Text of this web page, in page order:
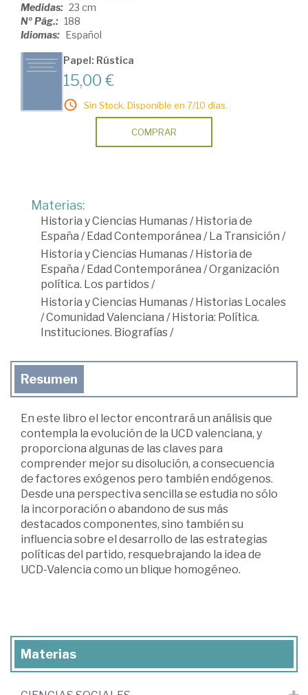
Medidas: 23 cm
Nº Pág.: 188
Idiomas: Español
Papel: Rústica
15,00 €
Sin Stock. Disponible en 7/10 días.
COMPRAR
Materias:
Historia y Ciencias Humanas/Historia de
España /Edad Contemporánea /La Transición /
Historia y Ciencias Humanas/Historia de
España /Edad Contemporánea /Organización
política. Los partidos/
Historia y Ciencias Humanas/Historias Locales
/Comunidad Valenciana /Historia: Política.
Instituciones. Biografías/
Resumen
En este libro el lector encontrará un análisis que
contempla la evolución de la UCD valenciana, y
proporciona algunas de las claves para
comprender mejor su disolución, a consecuencia
de factores exógenos pero también endógenos.
Desde una perspectiva sencilla se estudia no sólo
la incorporación o abandono de sus más
destacados componentes, sino también su
influencia sobre el desarrollo de las estrategias
políticas del partido, resquebrajando la idea de
UCD-Valencia como un blique homogéneo.
Materias